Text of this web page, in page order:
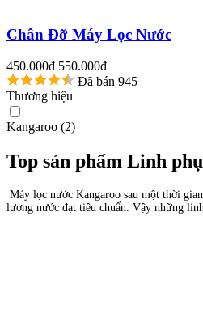
Chân Đỡ Máy Lọc Nước
450.000đ 550.000đ
Đã bán 945
Thương hiệu
Kangaroo (2)
Top sản phẩm Linh
Máy lọc nước Kangaroo sau một thời
lượng nước đạt tiêu chuẩn. Vậy những